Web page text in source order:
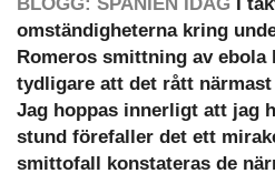
BLOGG: SPANIEN IDAG I
omständigheterna kring
Romeros smittning av
tydligare att det rått
Jag hoppas innerligt att jag
stund förefaller det ett
smittofall konstateras de